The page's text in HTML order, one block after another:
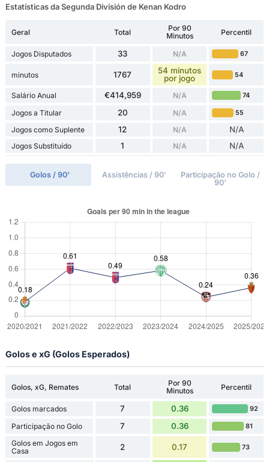
Estatísticas da Segunda División de Kenan Kodro
Geral Total
Por 90
Minutos
Percentil
Jogos Disputados 33 N/A 67
minutos 1767
54 minutos
por jogo
54
Salário Anual €414,959 N/A 74
Jogos a Titular 20 N/A 55
Jogos como Suplente 12 N/A N/A
Jogos Substituído 1 N/A N/A
Golos / 90' Assistências / 90'
Participação no Golo /
90'
Golos e xG (Golos Esperados)
Golos, xG, Remates Total
Por 90
Minutos
Percentil
Golos marcados 7 0.36 92
Participação no Golo 7 0.36 81
Golos em Jogos em
Casa
2 0.17 73